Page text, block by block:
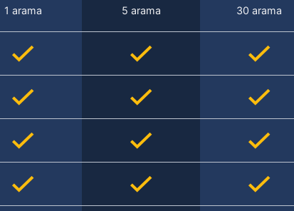
1 arama 5 arama 30 arama